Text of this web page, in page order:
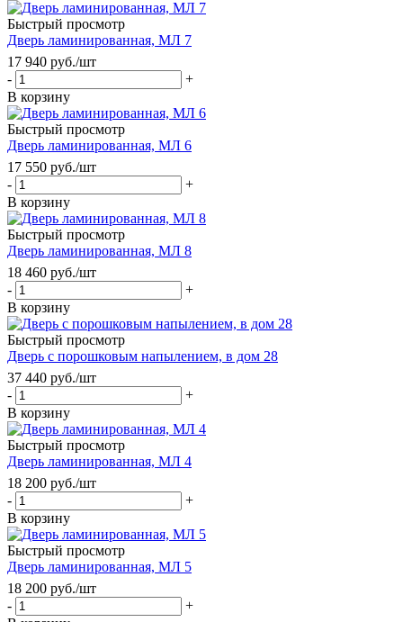
Быстрый просмотр
Дверь ламинированная, МЛ 7
17 940 руб./шт
-
+
В корзину
Быстрый просмотр
Дверь ламинированная, МЛ 6
17 550 руб./шт
-
+
В корзину
Быстрый просмотр
Дверь ламинированная, МЛ 8
18 460 руб./шт
-
+
В корзину
Быстрый просмотр
Дверь с порошковым напылением, в дом 28
37 440 руб./шт
-
+
В корзину
Быстрый просмотр
Дверь ламинированная, МЛ 4
18 200 руб./шт
-
+
В корзину
Быстрый просмотр
Дверь ламинированная, МЛ 5
18 200 руб./шт
-
+